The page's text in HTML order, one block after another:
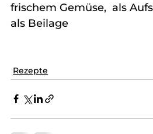
frischem Gemüse,  als
als Beilage
Rezepte